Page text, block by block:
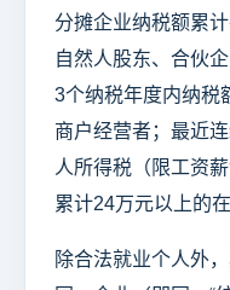
分摊企业纳税额累
自然人股东、合伙
3个纳税年度内纳税
商户经营者；最近
人所得税（限工资
累计24万元以上的
除合法就业个人外